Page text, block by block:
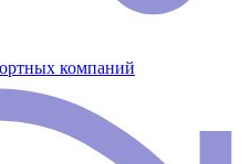
компаний